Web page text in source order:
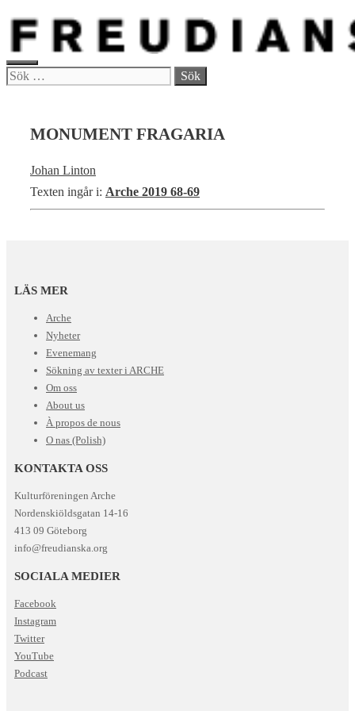
Hoppa
innehåll
MENY
Sök
MONUMENT FRAGARIA
Johan Linton
Texten ingår i: Arche 2019 68-69
LÄS MER
Arche
Nyheter
Evenemang
Sökning av texter i ARCHE
Om oss
About us
À propos de nous
O nas (Polish)
KONTAKTA OSS
Kulturföreningen Arche
Nordenskiöldsgatan 14-16
413 09 Göteborg
info@freudianska.org
SOCIALA MEDIER
Facebook
Instagram
Twitter
YouTube
Podcast